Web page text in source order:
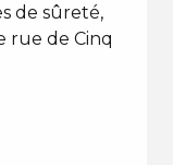
de sûreté,
rue de Cinq